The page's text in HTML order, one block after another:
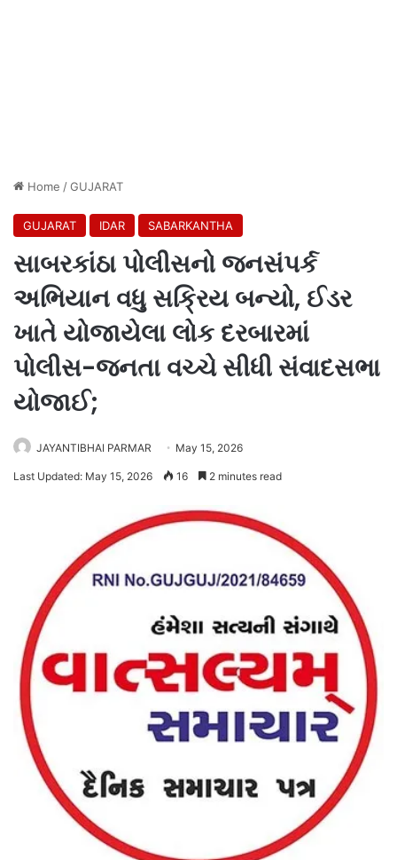
Home /GUJARAT
GUJARAT IDAR SABARKANTHA
સાબરકાંઠા પોલીસનો જનસંપર્ક
અભિયાન વધુ સક્રિય બન્યો, ઈડર
ખાતે યોજાયેલા લોક દરબારમાં
પોલીસ-જનતા વચ્ચે સીધી સંવાદસભા
યોજાઈ;
JAYANTIBHAI PARMAR May 15, 2026
Last Updated: May 15, 2026 16 2 minutes read